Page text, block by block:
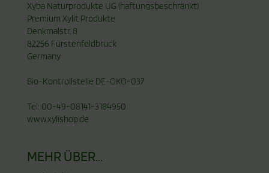
Xyba Naturprodukte UG (haftungsbeschränkt)
Premium Xylit Produkte
Denkmalstr. 8
82256 Fürstenfeldbruck
Germany
Bio-Kontrollstelle DE-ÖKO-037
Tel: 00-49-08141-3184950
www.xylishop.de
MEHR ÜBER...